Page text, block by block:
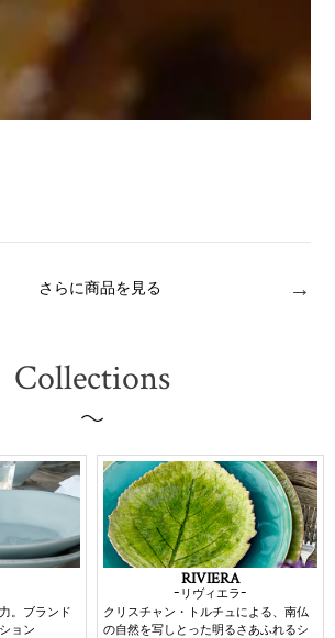
ウエアの素材感はもちろんですが、手作業
かしさを感じるような深みのある味わい
器に大きな魅力を加えています。
ルしたエコ陶土の開発や、水資源の再利用
ます。
ジェクトなどにも取り組み、新しいことに
大切にするブランドです。
やすさで、ヨーロッパをはじめ世界中のホ
評価の高いコスタ・ノバ。
ルの食器で上質な食事の時間を楽しんでく
さらに商品を見る
Collections
。ブランド
ョン
RIVIERA
ｰリヴィエラｰ
クリスチャン・トルチュによる、南仏
の自然を写しとった明るさあふれるシ